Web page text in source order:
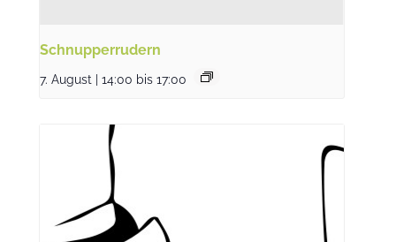
Schnupperrudern
7. August | 14:00 bis 17:00